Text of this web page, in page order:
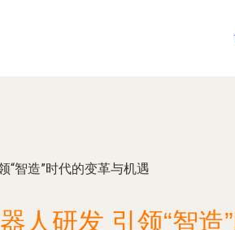
“智造”时代的变革与机遇
人研发 引领“智造